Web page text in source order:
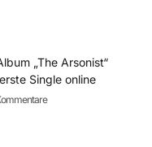
„The Arsonist“
Single online